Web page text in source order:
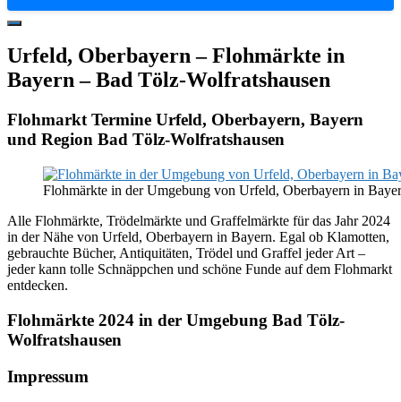
Hide
Content
Urfeld, Oberbayern – Flohmärkte in
Bayern – Bad Tölz-Wolfratshausen
Flohmarkt Termine Urfeld, Oberbayern, Bayern
und Region Bad Tölz-Wolfratshausen
Flohmärkte in der Umgebung von Urfeld, Oberbayern in
Alle Flohmärkte, Trödelmärkte und Graffelmärkte für das Jahr 2024
in der Nähe von Urfeld, Oberbayern in Bayern. Egal ob Klamotten,
gebrauchte Bücher, Antiquitäten, Trödel und Graffel jeder Art –
jeder kann tolle Schnäppchen und schöne Funde auf dem Flohmarkt
entdecken.
Flohmärkte 2024 in der Umgebung Bad Tölz-
Wolfratshausen
Footer
Impressum